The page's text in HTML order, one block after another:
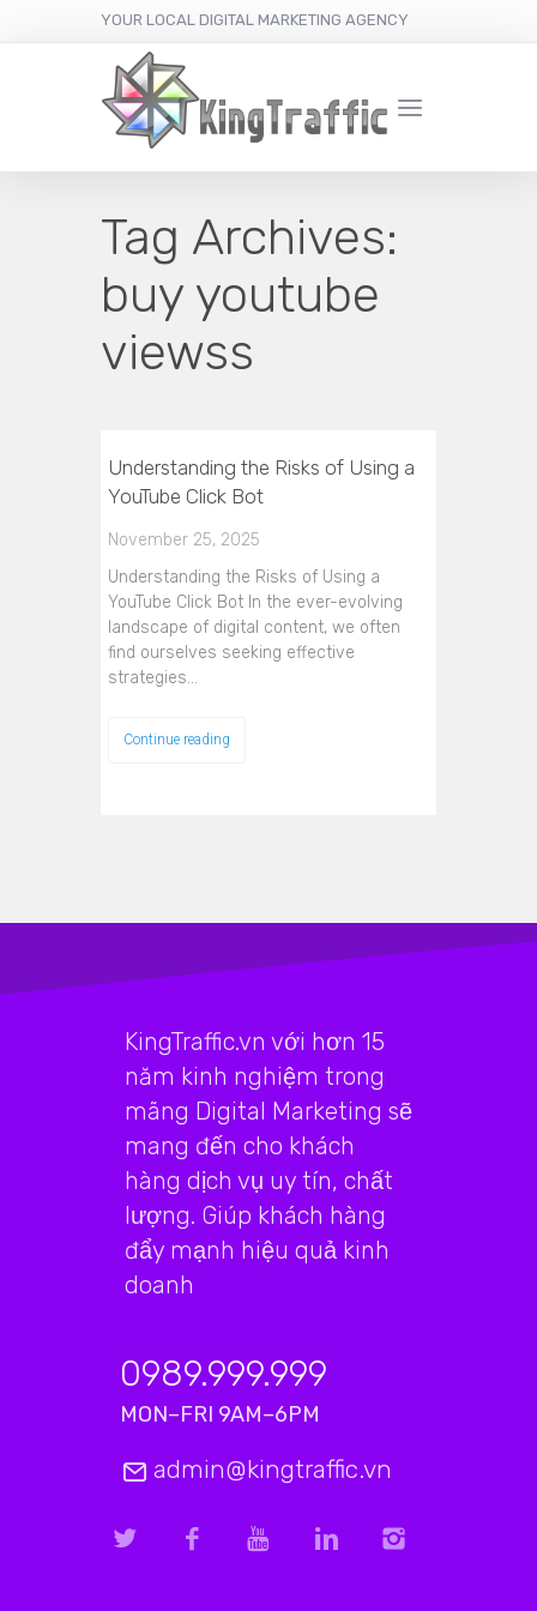
YOUR LOCAL DIGITAL MARKETING AGENCY
Tag Archives:
buy youtube
viewss
Understanding the Risks of Using a
YouTube Click Bot
November 25, 2025
Understanding the Risks of Using a
YouTube Click Bot In the ever-evolving
landscape of digital content, we often
find ourselves seeking effective
strategies…
Continue reading
KingTraffic.vn với hơn 15
năm kinh nghiệm trong
mãng Digital Marketing sẽ
mang đến cho khách
hàng dịch vụ uy tín, chất
lượng. Giúp khách hàng
đẩy mạnh hiệu quả kinh
doanh
0989.999.999
MON–FRI 9AM–6PM
admin@kingtraffic.vn